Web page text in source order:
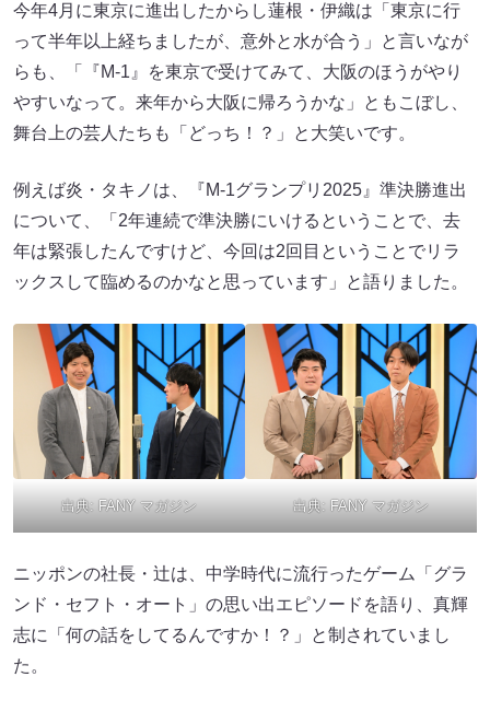
今年4月に東京に進出したからし蓮根・伊織は「東京に行
って半年以上経ちましたが、意外と水が合う」と言いなが
らも、「『M-1』を東京で受けてみて、大阪のほうがやり
やすいなって。来年から大阪に帰ろうかな」ともこぼし、
舞台上の芸人たちも「どっち！？」と大笑いです。
例えば炎・タキノは、『M-1グランプリ2025』準決勝進出
について、「2年連続で準決勝にいけるということで、去
年は緊張したんですけど、今回は2回目ということでリラ
ックスして臨めるのかなと思っています」と語りました。
出典: FANY マガジン 出典: FANY マガジン
ニッポンの社長・辻は、中学時代に流行ったゲーム「グラ
ンド・セフト・オート」の思い出エピソードを語り、真輝
志に「何の話をしてるんですか！？」と制されていまし
た。